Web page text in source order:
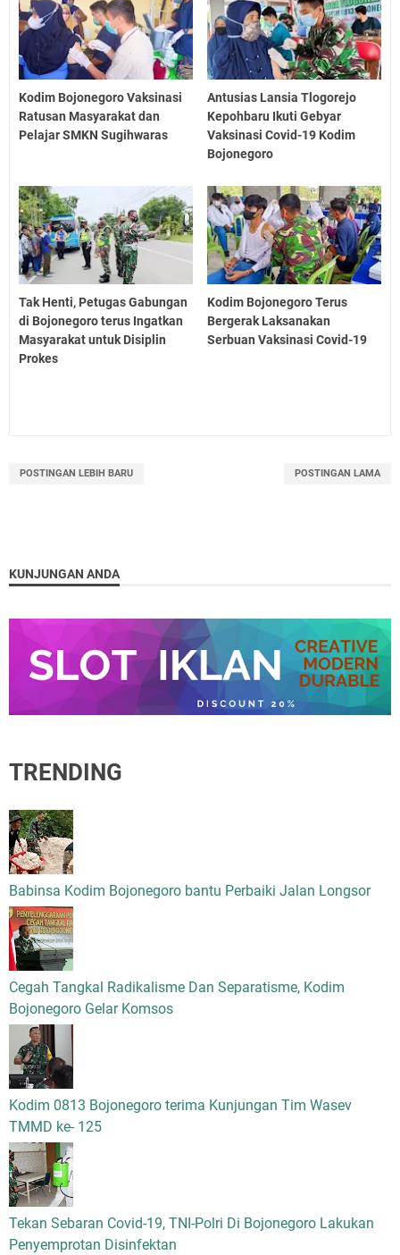
Kodim Bojonegoro Vaksinasi
Ratusan Masyarakat dan
Pelajar SMKN Sugihwaras
Antusias Lansia Tlogorejo
Kepohbaru Ikuti Gebyar
Vaksinasi Covid-19 Kodim
Bojonegoro
Tak Henti, Petugas Gabungan
di Bojonegoro terus Ingatkan
Masyarakat untuk Disiplin
Prokes
Kodim Bojonegoro Terus
Bergerak Laksanakan
Serbuan Vaksinasi Covid-19
POSTINGAN LEBIH BARU POSTINGAN LAMA
KUNJUNGAN ANDA
TRENDING
Babinsa Kodim Bojonegoro bantu Perbaiki Jalan Longsor
Cegah Tangkal Radikalisme Dan Separatisme, Kodim
Bojonegoro Gelar Komsos
Kodim 0813 Bojonegoro terima Kunjungan Tim Wasev
TMMD ke- 125
Tekan Sebaran Covid-19, TNI-Polri Di Bojonegoro Lakukan
Penyemprotan Disinfektan